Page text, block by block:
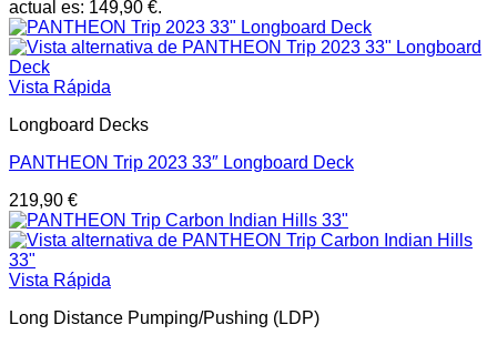
actual es: 149,90 €.
Vista Rápida
Longboard Decks
PANTHEON Trip 2023 33″ Longboard Deck
219,90 €
Vista Rápida
Long Distance Pumping/Pushing (LDP)